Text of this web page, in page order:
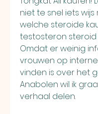
niet te snel iets wijs
welche steroide
testosteron steroid
Omdat er weinig
vrouwen op
vinden is over het
Anabolen wil ik
verhaal delen.